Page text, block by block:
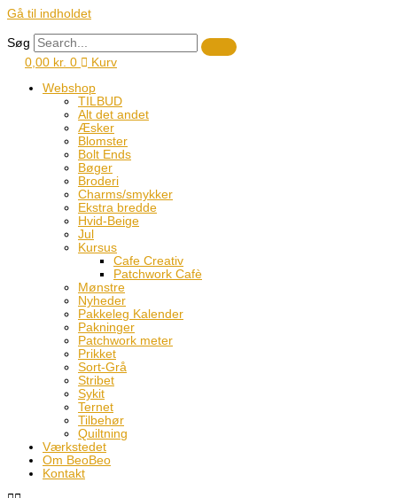
Gå til indholdet
Søg
0,00 kr. 0
Kurv
Webshop
TILBUD
Alt det andet
Æsker
Blomster
Bolt Ends
Bøger
Broderi
Charms/smykker
Ekstra bredde
Hvid-Beige
Jul
Kursus
Cafe Creativ
Patchwork Cafè
Mønstre
Nyheder
Pakkeleg Kalender
Pakninger
Patchwork meter
Prikket
Sort-Grå
Stribet
Sykit
Ternet
Tilbehør
Quiltning
Værkstedet
Om BeoBeo
Kontakt